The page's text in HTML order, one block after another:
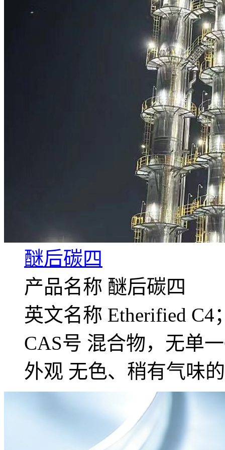
醚后碳四
产品名称 醚后碳四
英文名称 Etherified C4
CAS号 混合物，无单
外观 无色、稍有气味